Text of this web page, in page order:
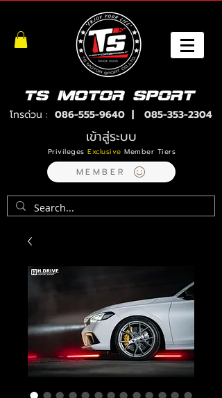
โทรด่วน : 086-555-9640| 085-353-2304
เข้าสู่ระบบ
PrivilegesExclusive Member Tiers
MEMBER